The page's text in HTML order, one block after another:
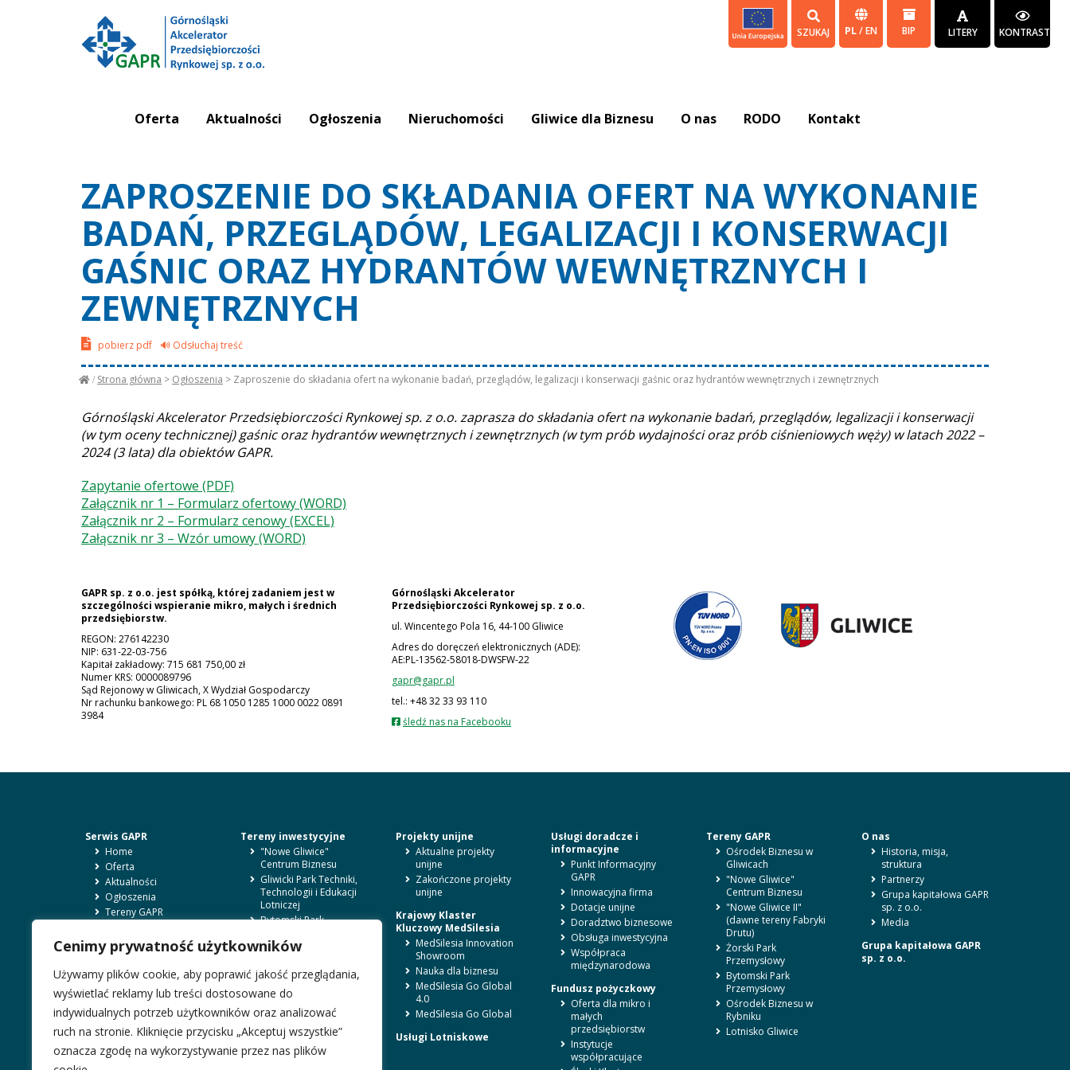
Cenimy prywatność użytkowników
Używamy plików cookie, aby poprawić jakość przeglądania,
wyświetlać reklamy lub treści dostosowane do
indywidualnych potrzeb użytkowników oraz analizować
ruch na stronie. Kliknięcie przycisku „Akceptuj wszystkie”
oznacza zgodę na wykorzystywanie przez nas plików
Oferta Aktualności Ogłoszenia Nieruchomości Gliwice dla Biznesu O nas RODO Kontakt
SZUKAJ PL/EN BIP LITERY KONTRAST
ZAPROSZENIE DO SKŁADANIA OFERT NA WYKONANIE
BADAŃ, PRZEGLĄDÓW, LEGALIZACJI I KONSERWACJI
GAŚNIC ORAZ HYDRANTÓW WEWNĘTRZNYCH I
ZEWNĘTRZNYCH
pobierz pdf 🔊 Odsłuchaj treść
Strona główna > Ogłoszenia > Zaproszenie do składania ofert na wykonanie badań, przeglądów, legalizacji i konserwacji gaśnic oraz hydrantów wewnętrznych i zewnętrznych
Górnośląski Akcelerator Przedsiębiorczości Rynkowej sp. z o.o. zaprasza do składania ofert na wykonanie badań, przeglądów, legalizacji i konserwacji
(w tym oceny technicznej) gaśnic oraz hydrantów wewnętrznych i zewnętrznych (w tym prób wydajności oraz prób ciśnieniowych węży) w latach 2022 –
2024 (3 lata) dla obiektów GAPR.
Zapytanie ofertowe (PDF)
Załącznik nr 1 – Formularz ofertowy (WORD)
Załącznik nr 2 – Formularz cenowy (EXCEL)
Załącznik nr 3 – Wzór umowy (WORD)
GAPR sp. z o.o. jest spółką, której zadaniem jest w
szczególności wspieranie mikro, małych i średnich
przedsiębiorstw.
REGON: 276142230
NIP: 631-22-03-756
Kapitał zakładowy: 715 681 750,00 zł
Numer KRS: 0000089796
Sąd Rejonowy w Gliwicach, X Wydział Gospodarczy
Nr rachunku bankowego: PL 68 1050 1285 1000 0022 0891
3984
Górnośląski Akcelerator
Przedsiębiorczości Rynkowej sp. z o.o.
ul. Wincentego Pola 16, 44-100 Gliwice
Adres do doręczeń elektronicznych (ADE):
AE:PL-13562-58018-DWSFW-22
gapr@gapr.pl
tel.: +48 32 33 93 110
śledź nas na Facebooku
karcie
Serwis GAPR
Home
Oferta
Aktualności
Ogłoszenia
Tereny GAPR
Kontakt
BIP
Zgłoszenia sygnalistów
RODO i polityka
prywatności
Tereny inwestycyjne
"Nowe Gliwice"
Centrum Biznesu
Gliwicki Park Techniki,
Technologii i Edukacji
Lotniczej
Bytomski Park
Wynajem
Sale szkoleniowe
Biura
Magazyny
Usługi szkoleniowe
Projekty unijne
Aktualne projekty
unijne
Zakończone projekty
unijne
Krajowy Klaster
Kluczowy MedSilesia
MedSilesia Innovation
Showroom
Nauka dla biznesu
MedSilesia Go Global
4.0
MedSilesia Go Global
Usługi Lotniskowe
Usługi doradcze i
informacyjne
Punkt Informacyjny
GAPR
Innowacyjna firma
Dotacje unijne
Doradztwo biznesowe
Obsługa inwestycyjna
Współpraca
międzynarodowa
Fundusz pożyczkowy
Oferta dla mikro i
małych
przedsiębiorstw
Instytucje
współpracujące
Tereny GAPR
Ośrodek Biznesu w
Gliwicach
"Nowe Gliwice"
Centrum Biznesu
"Nowe Gliwice II"
(dawne tereny Fabryki
Drutu)
Żorski Park
Przemysłowy
Bytomski Park
Przemysłowy
Ośrodek Biznesu w
Rybniku
Lotnisko Gliwice
O nas
Historia, misja,
struktura
Partnerzy
Grupa kapitałowa GAPR
sp. z o.o.
Media
Grupa kapitałowa GAPR
sp. z o.o.